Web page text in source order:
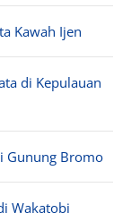
Kawah Ijen
di Kepulauan
Gunung Bromo
Wakatobi